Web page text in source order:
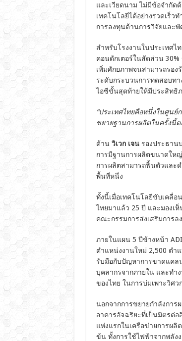
และเวียดนาม ไม่มีข้อจำกัด
เทคโนโลยีได้อย่างรวดเร็ว
การลงทุนด้านการวิจัยและ
สำหรับโรงงานในประเทศ
คอนดักเตอร์ในสัดส่วน
เพิ่มศักยภาพจนสามารถรอง
ระดับกระบวนการทดสอบท
ไอซีขั้นสุดท้ายให้มีประสิทธิ
“ประเทศไทยคือหนึ่งในศูน
ขยายฐานการผลิตในครั้งนี้ต
ด้าน วิเวก เจนรองประธาน
การมีฐานการผลิตขนาดให
การผลิตสามารถฟื้นตัวและ
พื้นที่หนึ่ง
ทั้งนี้เมื่อเทคโนโลยีขับเคลื่
ไทยมาแล้ว 25 ปี และมองเ
คณะกรรมการส่งเสริมการล
ภายในแผน 5 ปีข้างหน้า
ตำแหน่งงานใหม่ 2,500 ตำ
รับมือกับปัญหาการขาดแคล
บุคลากรจากภายใน และทำ
ของไทย ในการบ่มเพาะวิศ
นอกจากการขยายกำลังการ
อาคารอัจฉริยะที่เป็นมิตรต่อ
แห่งแรกในเครือข่ายการผลิ
ข้น ทั้งการใช้ไฟฟ้าจากพลัง